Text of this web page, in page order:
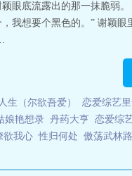
眼底流露出的那一抹脆弱
我想要个黑色的。” 谢颖
生（尔欲吾爱） 恋爱综艺
娘艳想录 丹药大亨 恋爱综
欲我心 性归何处 傲荡武林